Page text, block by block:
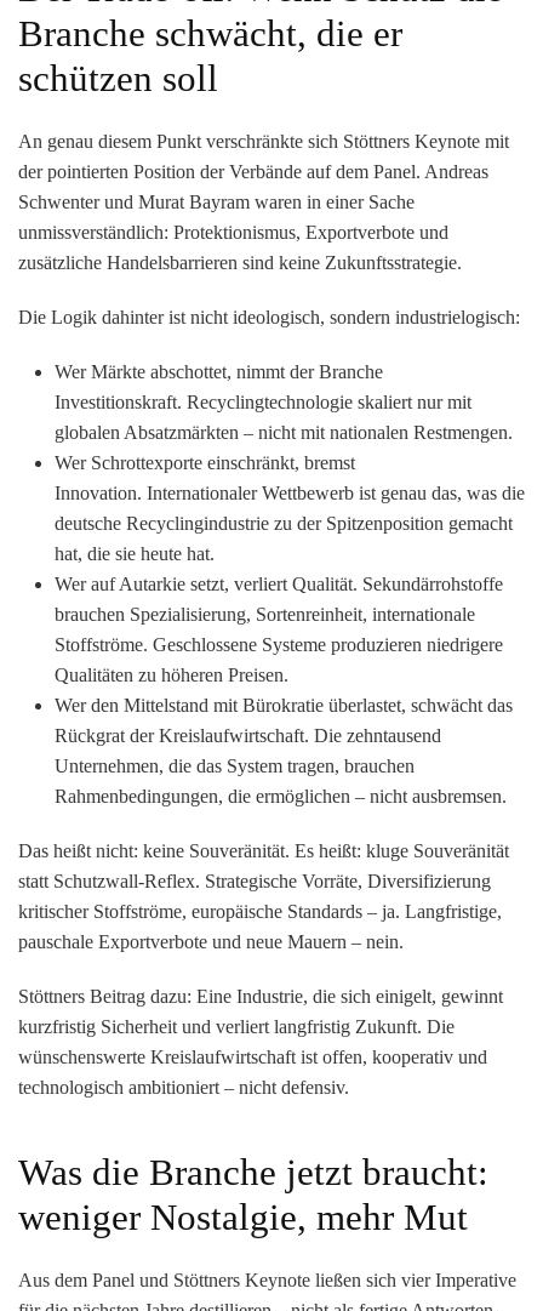
Branche schwächt, die er
schützen soll
An genau diesem Punkt verschränkte sich Stöttners Keynote mit
der pointierten Position der Verbände auf dem Panel. Andreas
Schwenter und Murat Bayram waren in einer Sache
unmissverständlich: Protektionismus, Exportverbote und
zusätzliche Handelsbarrieren sind keine Zukunftsstrategie.
Die Logik dahinter ist nicht ideologisch, sondern industrielogisch:
Wer Märkte abschottet, nimmt der Branche
Investitionskraft. Recyclingtechnologie skaliert nur mit
globalen Absatzmärkten – nicht mit nationalen Restmengen.
Wer Schrottexporte einschränkt, bremst
Innovation. Internationaler Wettbewerb ist genau das, was die
deutsche Recyclingindustrie zu der Spitzenposition gemacht
hat, die sie heute hat.
Wer auf Autarkie setzt, verliert Qualität. Sekundärrohstoffe
brauchen Spezialisierung, Sortenreinheit, internationale
Stoffströme. Geschlossene Systeme produzieren niedrigere
Qualitäten zu höheren Preisen.
Wer den Mittelstand mit Bürokratie überlastet, schwächt das
Rückgrat der Kreislaufwirtschaft. Die zehntausend
Unternehmen, die das System tragen, brauchen
Rahmenbedingungen, die ermöglichen – nicht ausbremsen.
Das heißt nicht: keine Souveränität. Es heißt: kluge Souveränität
statt Schutzwall-Reflex. Strategische Vorräte, Diversifizierung
kritischer Stoffströme, europäische Standards – ja. Langfristige,
pauschale Exportverbote und neue Mauern – nein.
Stöttners Beitrag dazu: Eine Industrie, die sich einigelt, gewinnt
kurzfristig Sicherheit und verliert langfristig Zukunft. Die
wünschenswerte Kreislaufwirtschaft ist offen, kooperativ und
technologisch ambitioniert – nicht defensiv.
Was die Branche jetzt braucht:
weniger Nostalgie, mehr Mut
Aus dem Panel und Stöttners Keynote ließen sich vier Imperative